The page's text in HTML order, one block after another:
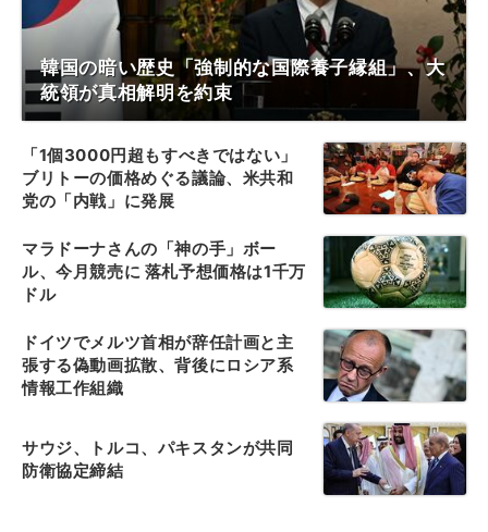
韓国の暗い歴史「強制的な国際養子縁組」、大
統領が真相解明を約束
「1個3000円超もすべきではない」
ブリトーの価格めぐる議論、米共和
党の「内戦」に発展
マラドーナさんの「神の手」ボー
ル、今月競売に 落札予想価格は1千万
ドル
ドイツでメルツ首相が辞任計画と主
張する偽動画拡散、背後にロシア系
情報工作組織
サウジ、トルコ、パキスタンが共同
防衛協定締結